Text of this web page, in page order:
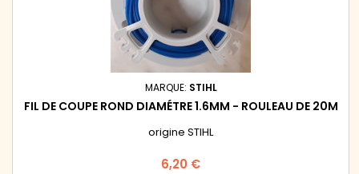
MARQUE: STIHL
FIL DE COUPE ROND DIAMÉTRE 1.6MM - ROULEAU DE 20M
origine STIHL
Prix
6,20 €